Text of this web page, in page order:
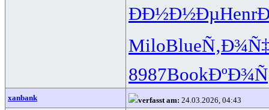
ÐÐ½Ð½ÐµHenr
MiloBlue
8987BookÐºÐ¾Ñ
xanbank verfasst am: 24.03.2026, 04:43